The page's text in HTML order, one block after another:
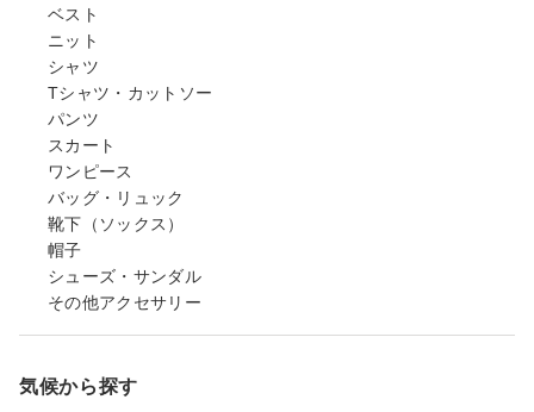
ベスト
ニット
シャツ
Tシャツ・カットソー
パンツ
スカート
ワンピース
バッグ・リュック
靴下（ソックス）
帽子
シューズ・サンダル
その他アクセサリー
気候から探す